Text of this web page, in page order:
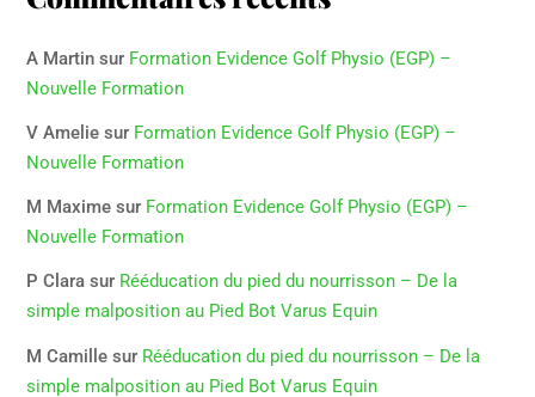
A Martin sur Formation Evidence Golf Physio (EGP) –
Nouvelle Formation
V Amelie sur Formation Evidence Golf Physio (EGP) –
Nouvelle Formation
M Maxime sur Formation Evidence Golf Physio (EGP) –
Nouvelle Formation
P Clara sur Rééducation du pied du nourrisson – De la
simple malposition au Pied Bot Varus Equin
M Camille sur Rééducation du pied du nourrisson – De la
simple malposition au Pied Bot Varus Equin